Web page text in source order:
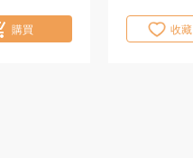
購買 收藏